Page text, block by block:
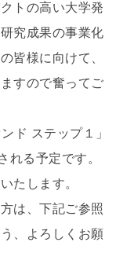
トの高い大学発
究成果の事業化
皆様に向けて、
すので奮ってご
ド ステップ１」
れる予定です。
たします。
は、下記ご参照
、よろしくお願